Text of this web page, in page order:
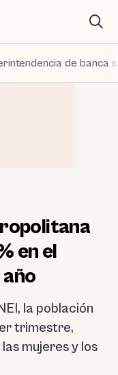
de banca
en el
la población
trimestre,
mujeres y los